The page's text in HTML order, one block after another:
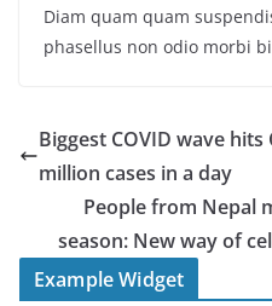
Diam quam quam
phasellus non odio morbi
Biggest COVID wave
million cases in a day
People from Nepal
season: New way of
Example Widget